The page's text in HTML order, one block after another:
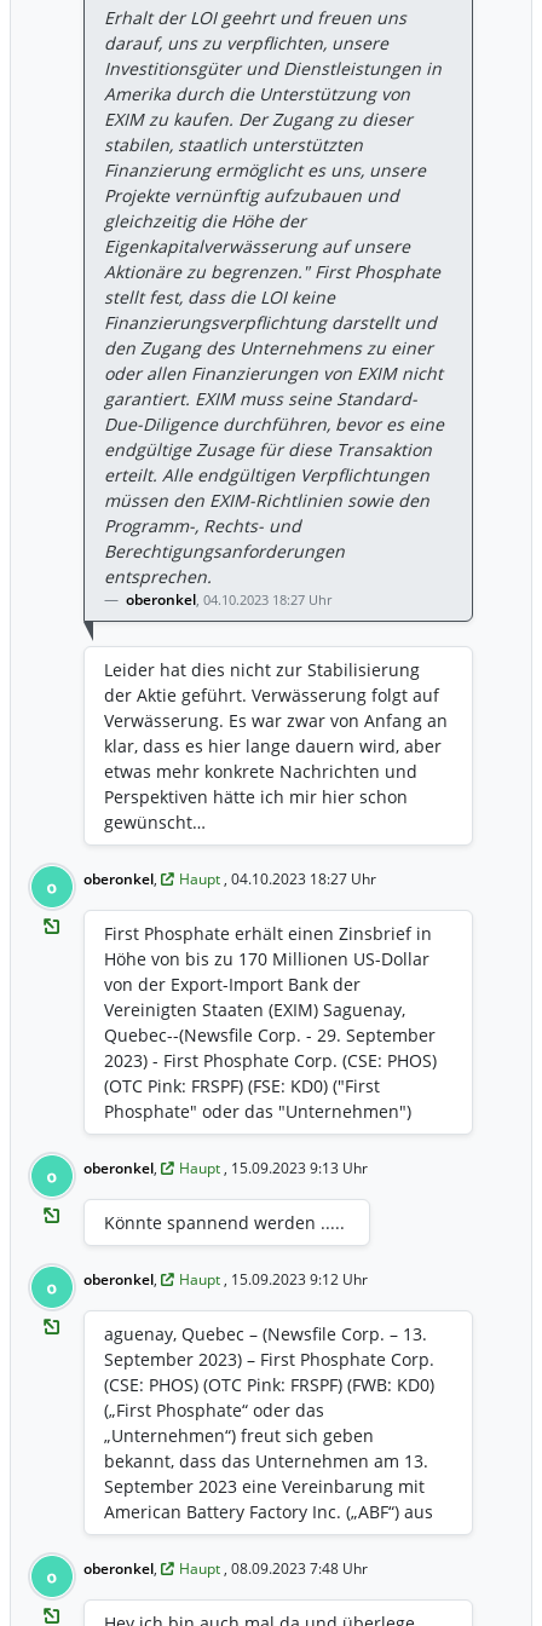
Erhalt der LOI geehrt und freuen uns
darauf, uns zu verpflichten, unsere
Investitionsgüter und Dienstleistungen in
Amerika durch die Unterstützung von
EXIM zu kaufen. Der Zugang zu dieser
stabilen, staatlich unterstützten
Finanzierung ermöglicht es uns, unsere
Projekte vernünftig aufzubauen und
gleichzeitig die Höhe der
Eigenkapitalverwässerung auf unsere
Aktionäre zu begrenzen." First Phosphate
stellt fest, dass die LOI keine
Finanzierungsverpflichtung darstellt und
den Zugang des Unternehmens zu einer
oder allen Finanzierungen von EXIM nicht
garantiert. EXIM muss seine Standard-
Due-Diligence durchführen, bevor es eine
endgültige Zusage für diese Transaktion
erteilt. Alle endgültigen Verpflichtungen
müssen den EXIM-Richtlinien sowie den
Programm-, Rechts- und
Berechtigungsanforderungen
entsprechen.
oberonkel, 04.10.2023 18:27 Uhr
Leider hat dies nicht zur Stabilisierung
der Aktie geführt. Verwässerung folgt auf
Verwässerung. Es war zwar von Anfang an
klar, dass es hier lange dauern wird, aber
etwas mehr konkrete Nachrichten und
Perspektiven hätte ich mir hier schon
gewünscht…
o oberonkel, Haupt , 04.10.2023 18:27 Uhr
First Phosphate erhält einen Zinsbrief in
Höhe von bis zu 170 Millionen US-Dollar
von der Export-Import Bank der
Vereinigten Staaten (EXIM) Saguenay,
Quebec--(Newsfile Corp. - 29. September
2023) - First Phosphate Corp. (CSE: PHOS)
(OTC Pink: FRSPF) (FSE: KD0) ("First
Phosphate" oder das "Unternehmen")
freut sich bekannt zu geben, dass es am
26. September 2023 ein Zinsschreiben
United States ("EXIM") erhalten hat, in
dem EXIM zum Ausdruck bringt, dass es
Finanzierung in Höhe von bis zu
170.000.000,00 USD zur Verfügung zu
stellen. Die LOI unterstützt die
Beschaffung von US-Waren und -
Dienstleistungen durch First Phosphate in
Kanada und hat Anspruch auf eine
maximale Rückzahlungsfrist von 10
Jahren und läuft am 14. Oktober 2024 ab.
Darüber hinaus kann die Transaktion für
eine besondere Prüfung gemäß Abschnitt
(P.L. 116-94) in Frage kommen, der EXIM
anweist, Schritte zu unternehmen, um die
Wettbewerbsauswirkungen der
o oberonkel, Haupt , 15.09.2023 9:13 Uhr
Könnte spannend werden .....
o oberonkel, Haupt , 15.09.2023 9:12 Uhr
aguenay, Quebec – (Newsfile Corp. – 13.
September 2023) – First Phosphate Corp.
(CSE: PHOS) (OTC Pink: FRSPF) (FWB: KD0)
(„First Phosphate“ oder das
„Unternehmen“) freut sich geben
bekannt, dass das Unternehmen am 13.
September 2023 eine Vereinbarung mit
American Battery Factory Inc. („ABF“) aus
Utah, USA, zur Unterstützung der
Produktion von bis zu 40.000 Tonnen
hergestelltem Lithiumeisenphosphat
o oberonkel, Haupt , 08.09.2023 7:48 Uhr